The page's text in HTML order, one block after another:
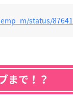
status/
まで！？